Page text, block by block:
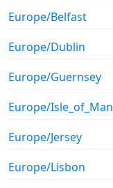
Europe/Belfast
Europe/Dublin
Europe/Guernsey
Europe/Isle_of_Man
Europe/Jersey
Europe/Lisbon